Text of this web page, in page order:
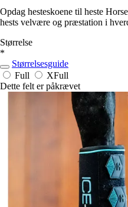
Opdag hesteskoene til heste
hests velvære og præstation i
Størrelse
*
Størrelsesguide
Full
XFull
Dette felt er påkrævet